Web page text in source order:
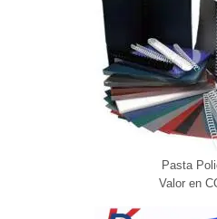
Pasta
Valor en